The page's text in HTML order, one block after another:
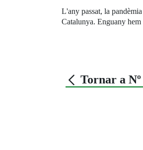
L'any passat, la
Catalunya. Enguany hem
Tornar a